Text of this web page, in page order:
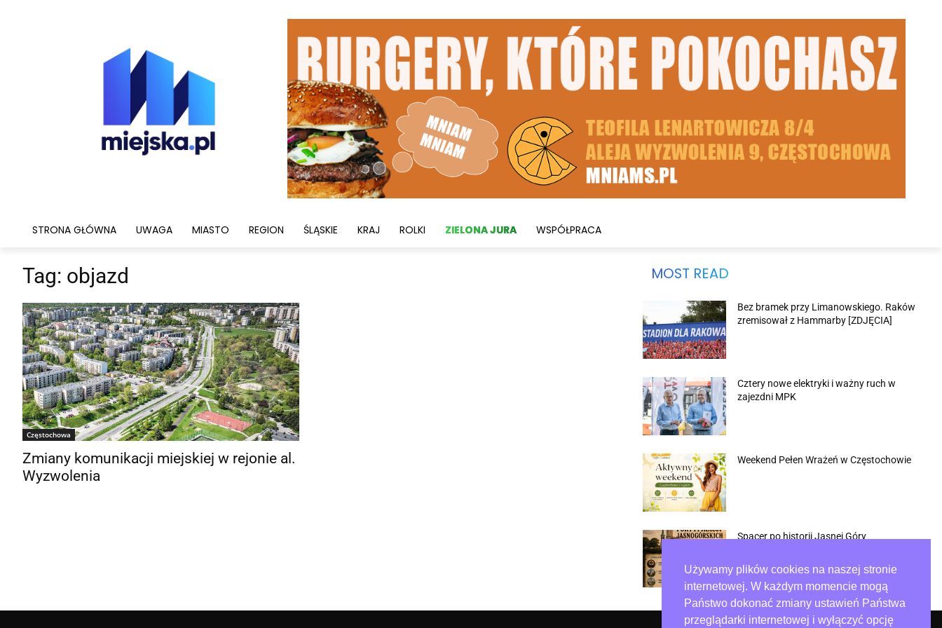
Używamy plików cookies na naszej stronie
internetowej. W każdym momencie mogą
Państwo dokonać zmiany ustawień Państwa
przeglądarki internetowej i wyłączyć opcję
STRONA GŁÓWNA UWAGA MIASTO REGION ŚLĄSKIE KRAJ ROLKI ZIELONA JURA WSPÓŁPRACA
Tag: objazd
Częstochowa
Zmiany komunikacji miejskiej w rejonie al.
Wyzwolenia
MOST READ
Bez bramek przy Limanowskiego. Raków
zremisował z Hammarby [ZDJĘCIA]
Cztery nowe elektryki i ważny ruch w
zajezdni MPK
Weekend Pełen Wrażeń w Częstochowie
Spacer po historii Jasnej Góry